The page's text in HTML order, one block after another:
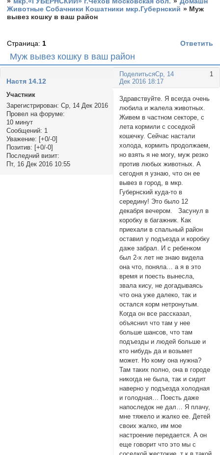
Животные Собачники Кошатники мкр.Губернский » Муж
вывез кошку в ваш район
Муж вывез кошку в ваш район
Страница: 1 Ответить
Поделиться 1
Ср, 14
Дек 2016 18:17
Настя 14.12
Участник
Зарегистрирован: Ср, 14 Дек 2016
Провел на форуме:
10 минут
Сообщений: 1
Уважение: [+0/-0]
Позитив: [+0/-0]
Последний визит:
Пт, 16 Дек 2016 10:55
Здравствуйте. Я всегда очень
любила и жалела животных.
Живем в частном секторе, с
лета кормили с соседкой
кошечку. Сейчас настали
холода, кормить продолжаем,
но взять я не могу, муж резко
против любых животных. А
сегодня я узнаю, что он ее
вывез в город, в мкр.
Губернский куда-то в
середину! Это было 12
декабря вечером. Засунул в
коробку в багажник. Как
приехали в спальный район
оставил у подъезда и коробку
даже забрал. И с ребенком
был 2-х лет не знаю видела
она что, поняла… а я в это
время и поесть вынесла,
звала кису, не догадываясь
что она уже далеко, так и
остался корм нетронутым.
Когда он все рассказал,
объяснил что там у нее
больше шансов, что там
подъезды и людей больше и
кто нибудь да и возьмет
может. Но кому она нужна?
Там таких полно, она в городе
никогда не была, так и сидит
наверно у подъезда холодная
и голодная… Поесть даже
напоследок не дал… Я плачу,
мне тяжело и жалко ее. Детей
своих жалко, им мое
настроение передается. А он
еще говорит что это мы с